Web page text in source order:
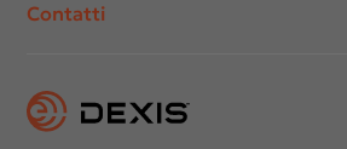
Carriera
Centro Download
Istruzioni per l'uso
Contatti
Contattaci